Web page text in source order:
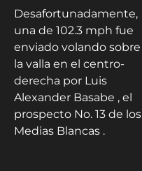
Desafortunadamente,
una de 102.3 mph fue
enviado volando sobre
la valla en el centro-
derecha por Luis
Alexander Basabe , el
prospecto No. 13 de los
Medias Blancas .